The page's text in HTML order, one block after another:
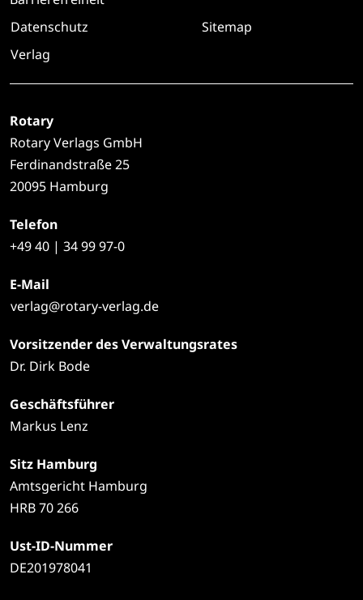
Datenschutz
Sitemap
Verlag
Rotary
Rotary Verlags GmbH
Ferdinandstraße 25
20095 Hamburg
Telefon
+4940 | 34 99 97-0
E-Mail
verlag@rotary-verlag.de
Vorsitzender des Verwaltungsrates
Dr. Dirk Bode
Geschäftsführer
Markus Lenz
Sitz Hamburg
Amtsgericht Hamburg
HRB 70 266
Ust-ID-Nummer
DE201978041